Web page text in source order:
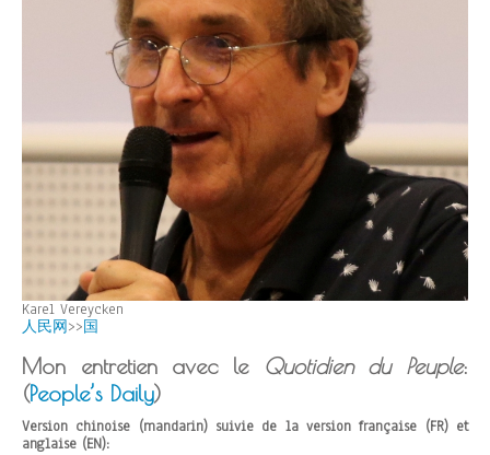
Karel Vereycken
人民网>>国
Mon entretien avec le Quotidien du Peuple:
(People’s Daily)
Version chinoise (mandarin) suivie de la version française (FR) et
anglaise (EN):